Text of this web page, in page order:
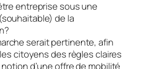
entreprise sous une
de la
serait pertinente, afin
citoyens des règles claires
d’une offre de mobilité